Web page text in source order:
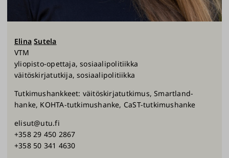
Elina Sutela
VTM
yliopisto-opettaja, sosiaalipolitiikka
väitöskirjatutkija, sosiaalipolitiikka
Tutkimushankkeet: väitöskirjatutkimus, Smartland-
hanke, KOHTA-tutkimushanke, CaST-tutkimushanke
elisut@utu.fi
+358 29 450 2867
+358 50 341 4630